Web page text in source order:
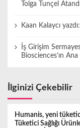
Tolga Tunçel
Kaan Kalaycı
İş Girişim
Biosciences’ın
İlginizi Çekebilir
Humanis, yeni
Tüketici Sağlığı